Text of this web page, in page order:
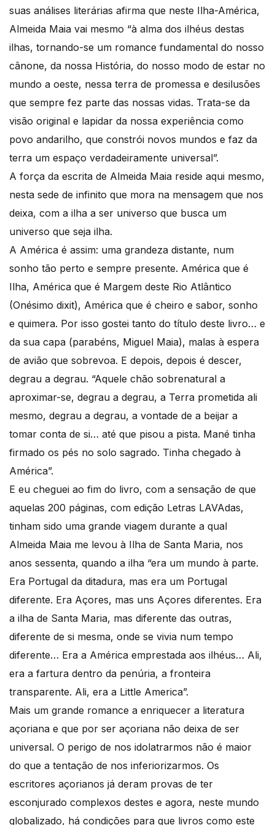
suas análises literárias afirma que neste Ilha-América,
Almeida Maia vai mesmo “à alma dos ilhéus destas
ilhas, tornando-se um romance fundamental do nosso
cânone, da nossa História, do nosso modo de estar no
mundo a oeste, nessa terra de promessa e desilusões
que sempre fez parte das nossas vidas. Trata-se da
visão original e lapidar da nossa experiência como
povo andarilho, que constrói novos mundos e faz da
terra um espaço verdadeiramente universal”.
A força da escrita de Almeida Maia reside aqui mesmo,
nesta sede de infinito que mora na mensagem que nos
deixa, com a ilha a ser universo que busca um
universo que seja ilha.
A América é assim: uma grandeza distante, num
sonho tão perto e sempre presente. América que é
Ilha, América que é Margem deste Rio Atlântico
(Onésimo dixit), América que é cheiro e sabor, sonho
e quimera. Por isso gostei tanto do título deste livro… e
da sua capa (parabéns, Miguel Maia), malas à espera
de avião que sobrevoa. E depois, depois é descer,
degrau a degrau. “Aquele chão sobrenatural a
aproximar-se, degrau a degrau, a Terra prometida ali
mesmo, degrau a degrau, a vontade de a beijar a
tomar conta de si… até que pisou a pista. Mané tinha
firmado os pés no solo sagrado. Tinha chegado à
América”.
E eu cheguei ao fim do livro, com a sensação de que
aquelas 200 páginas, com edição Letras LAVAdas,
tinham sido uma grande viagem durante a qual
Almeida Maia me levou à Ilha de Santa Maria, nos
anos sessenta, quando a ilha “era um mundo à parte.
Era Portugal da ditadura, mas era um Portugal
diferente. Era Açores, mas uns Açores diferentes. Era
a ilha de Santa Maria, mas diferente das outras,
diferente de si mesma, onde se vivia num tempo
diferente… Era a América emprestada aos ilhéus… Ali,
era a fartura dentro da penúria, a fronteira
transparente. Ali, era a Little America”.
Mais um grande romance a enriquecer a literatura
açoriana e que por ser açoriana não deixa de ser
universal. O perigo de nos idolatrarmos não é maior
do que a tentação de nos inferiorizarmos. Os
escritores açorianos já deram provas de ter
esconjurado complexos destes e agora, neste mundo
globalizado, há condições para que livros como este